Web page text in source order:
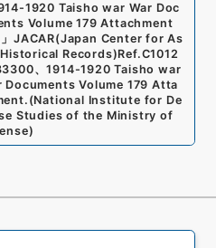
1920 Taisho war War Doc
Volume 179 Attachment
」 JACAR(Japan Center for As
Records)Ref.C1012
、1914-1920 Taisho war
Documents Volume 179 Atta
(National Institute for De
Studies of the Ministry of
)